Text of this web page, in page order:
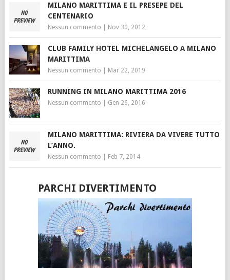
MILANO MARITTIMA E IL PRESEPE DEL
CENTENARIO
Nessun commento Nov 30, 2012
CLUB FAMILY HOTEL MICHELANGELO A MILANO
MARITTIMA
Nessun commento Mar 22, 2019
RUNNING IN MILANO MARITTIMA 2016
Nessun commento Gen 26, 2016
MILANO MARITTIMA: RIVIERA DA VIVERE TUTTO
L’ANNO.
Nessun commento Feb 7, 2014
PARCHI DIVERTIMENTO